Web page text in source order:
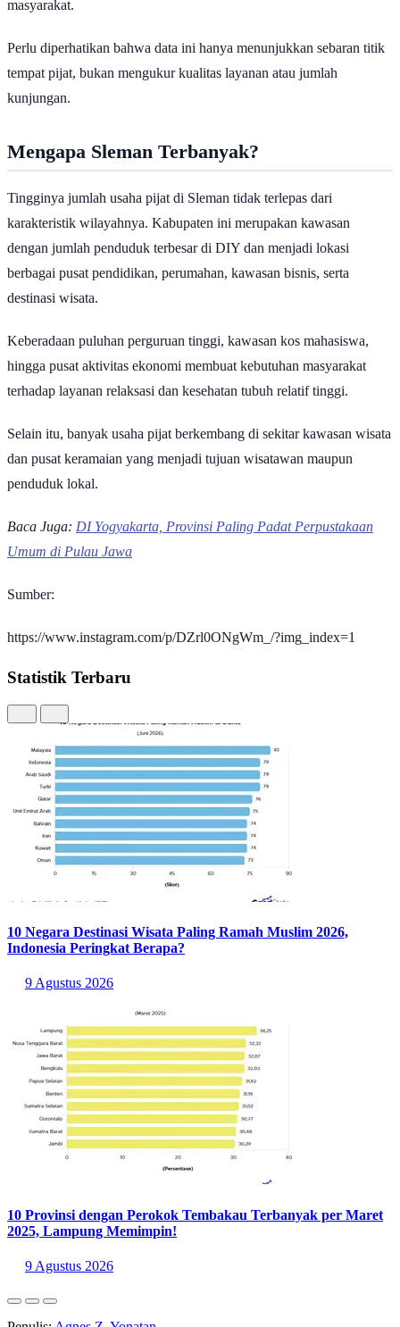
masyarakat.
Perlu diperhatikan bahwa data ini hanya menunjukkan sebaran titik
tempat pijat, bukan mengukur kualitas layanan atau jumlah
kunjungan.
Mengapa Sleman Terbanyak?
Tingginya jumlah usaha pijat di Sleman tidak terlepas dari
karakteristik wilayahnya. Kabupaten ini merupakan kawasan
dengan jumlah penduduk terbesar di DIY dan menjadi lokasi
berbagai pusat pendidikan, perumahan, kawasan bisnis, serta
destinasi wisata.
Keberadaan puluhan perguruan tinggi, kawasan kos mahasiswa,
hingga pusat aktivitas ekonomi membuat kebutuhan masyarakat
terhadap layanan relaksasi dan kesehatan tubuh relatif tinggi.
Selain itu, banyak usaha pijat berkembang di sekitar kawasan wisata
dan pusat keramaian yang menjadi tujuan wisatawan maupun
penduduk lokal.
Baca Juga: DI Yogyakarta, Provinsi Paling Padat Perpustakaan
Umum di Pulau Jawa
Sumber:
https://www.instagram.com/p/DZrl0ONgWm_/?img_index=1
Statistik Terbaru
10 Negara Destinasi Wisata Paling Ramah Muslim 2026,
Indonesia Peringkat Berapa?
9 Agustus 2026
10 Provinsi dengan Perokok Tembakau Terbanyak per Maret
2025, Lampung Memimpin!
9 Agustus 2026